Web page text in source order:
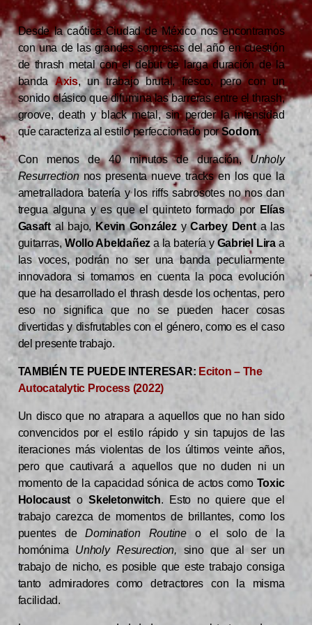
Desde la caótica Ciudad de México nos encontramos
con una de las grandes sorpresas del año en cuestión
de thrash metal con el debut de larga duración de la
bandaAxis, un trabajo brutal, fresco, pero con un
sonido clásico que difumina las barreras entre el thrash,
groove, death y black metal, sin perder la intensidad
que caracteriza al estilo perfeccionado porSodom.
Con menos de 40 minutos de duración,Unholy
Resurrection nos presenta nueve tracks en los que la
ametralladora batería y los riffs sabrosotes no nos dan
tregua alguna y es que el quinteto formado por Elías
Gasaftal bajo, Kevin González yCarbey Denta las
guitarras,Wollo Abeldañez a la batería y Gabriel Liraa
las voces, podrán no ser una banda peculiarmente
innovadora si tomamos en cuenta la poca evolución
que ha desarrollado el thrash desde los ochentas, pero
eso no significa que no se pueden hacer cosas
divertidas y disfrutables con el género, como es el caso
del presente trabajo.
TAMBIÉN TE PUEDE INTERESAR: Eciton – The
Autocatalytic Process (2022)
Un disco que no atrapara a aquellos que no han sido
convencidos por el estilo rápido y sin tapujos de las
iteraciones más violentas de los últimos veinte años,
pero que cautivará a aquellos que no duden ni un
momento de la capacidad sónica de actos como Toxic
Holocaust oSkeletonwitch. Esto no quiere que el
trabajo carezca de momentos de brillantes, como los
puentes deDomination Routineo el solo de la
homónima Unholy Resurection, sino que al ser un
trabajo de nicho, es posible que este trabajo consiga
tanto admiradores como detractores con la misma
facilidad.